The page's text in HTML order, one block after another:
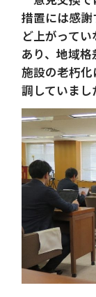
措置には感
ど上がって
あり、地域格
施設の老朽
調していまし